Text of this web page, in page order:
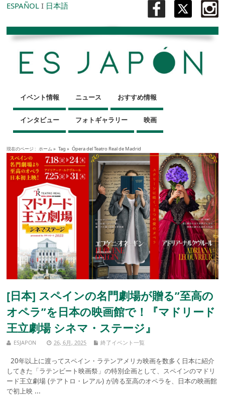
ESPAÑOL I 日本語
イベント情報 ニュース おすすめ情報
インタビュー フォトギャラリー 映画
現在のページ : ホーム » Tag » Ópera del Teatro Real de Madrid
[日本] スペインの名門劇場が贈る”至高の
オペラ”を日本の映画館で！『マドリード
王立劇場 シネマ・ステージ』
ESJAPON 26, 6月, 2025 終了イベント一覧
20年以上に渡ってスペイン・ラテンアメリカ映画を数多く日本に紹介
してきた「ラテンビート映画祭」の特別企画として、スペインのマドリ
ード王立劇場 (テアトロ・レアル) が誇る至高のオペラを、日本の映画館
で初上映 ...